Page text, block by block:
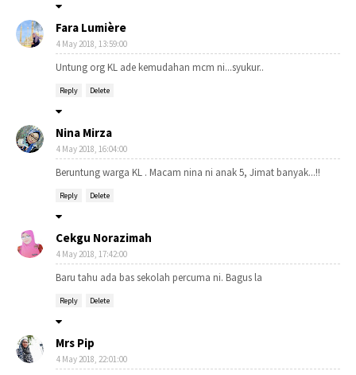
Fara Lumière
4 May 2018, 13:59:00
Untung org KL ade kemudahan mcm ni...syukur..
Reply Delete
Nina Mirza
4 May 2018, 16:04:00
Beruntung warga KL . Macam nina ni anak 5, Jimat banyak...!!
Reply Delete
Cekgu Norazimah
4 May 2018, 17:42:00
Baru tahu ada bas sekolah percuma ni. Bagus la
Reply Delete
Mrs Pip
4 May 2018, 22:01:00